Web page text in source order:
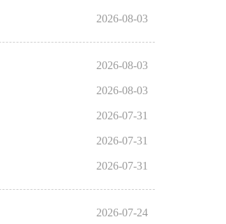
2026-08-03
2026-08-03
2026-08-03
2026-07-31
2026-07-31
2026-07-31
2026-07-24